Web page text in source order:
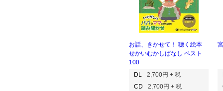
お話、きかせて！ 聴く絵本
せかいむかしばなし ベスト
100
DL
2,700円 + 税
CD
2,700円 + 税